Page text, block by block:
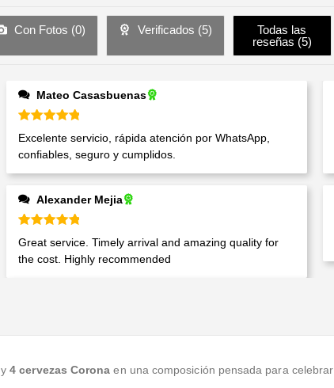
Con Fotos (0) Verificados (5)
Todas las
reseñas (5)
Mateo Casasbuenas
Valorado en 5 de 5
Excelente servicio, rápida atención por WhatsApp,
confiables, seguro y cumplidos.
Alexander Mejia
Valorado en 5de 5
Great service. Timely arrival and amazing quality for
the cost. Highly recommended
y4 cervezas Corona en una composición pensada para